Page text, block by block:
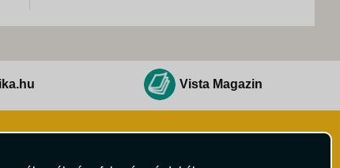
Vista Magazin